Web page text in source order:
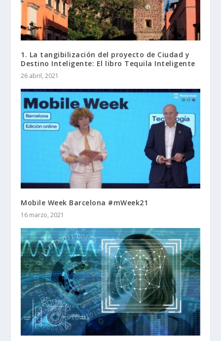
1. La tangibilización del proyecto de Ciudad y
Destino Inteligente: El libro Tequila Inteligente
26 abril, 2021
Mobile Week Barcelona #mWeek21
16 marzo, 2021